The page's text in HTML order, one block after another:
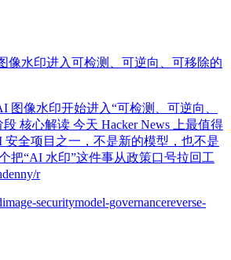
像水印进入可检测、可逆向、可移除的
图像水印开始进入“可检测、可逆向、
核心解读 今天 Hacker News 上最值得
安全项目之一，不是新的模型，也不是
把“AI 水印”这件事从政策口号拉回工
r
image-securitymodel-governancereverse-